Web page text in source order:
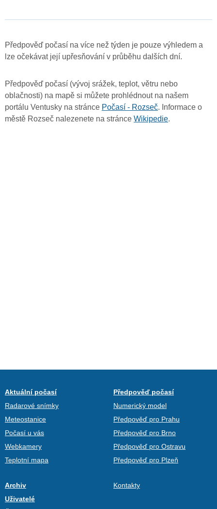
Předpověď počasí na více než týden je pouze výhledem a
lze očekávat její upřesňování v průběhu dalších dní.
Předpověď počasí (vývoj srážek, teplot, větru nebo
oblačnosti) na mapě si můžete prohlédnout na našem
portálu Ventusky na stránce Počasí - Rozseč. Informace o
městě Rozseč nalezenete na stránce Wikipedie.
Aktuální počasí
Radarové snímky
Meteostanice
Počasí u vás
Webkamery
Teplotní mapa
Předpověď počasí
Numerický model
Předpověď pro Prahu
Předpověď pro Brno
Předpověď pro Ostravu
Předpověď pro Plzeň
Archiv
Uživatelé
Kontakty